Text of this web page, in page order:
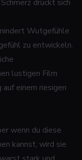
drückt sich
Wutgefühle
zu entwickeln.
lustigen Film
auf einem riesigen
wenn du diese
kannst, wird sie